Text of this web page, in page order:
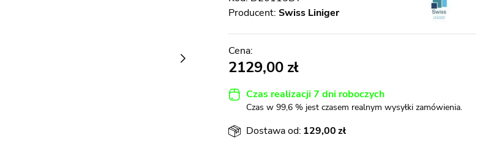
Producent: Swiss Liniger
2129,00
Czas realizacji 7 dni roboczych
Czas w 99,6 % jest czasem realnym wysyłki zamówienia.
Dostawa od: 129,00